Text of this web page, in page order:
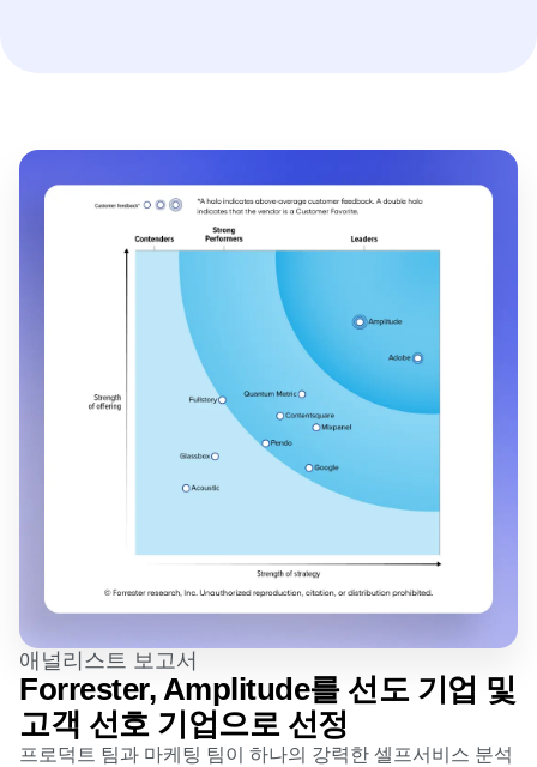
애널리스트 보고서
Forrester, Amplitude를 선도 기업 및
고객 선호 기업으로 선정
프로덕트 팀과 마케팅 팀이 하나의 강력한 셀프서비스 분석